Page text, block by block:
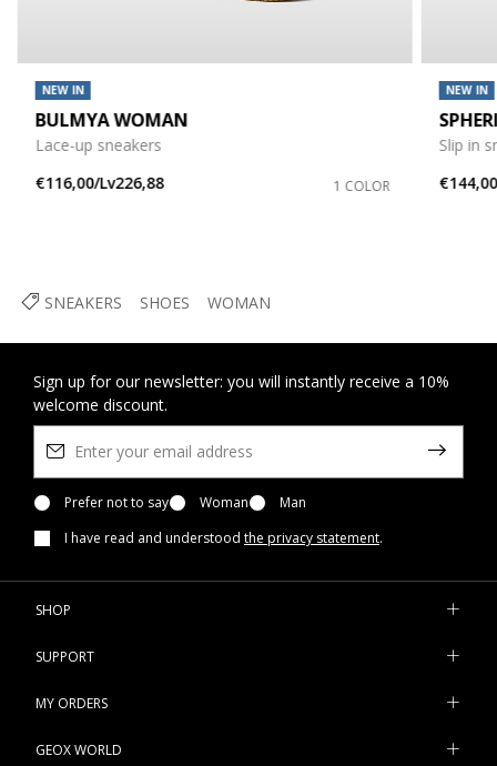
SNEAKERS SHOES WOMAN
NEW IN
BULMYA WOMAN
Lace-up sneakers
€116,00/Lv226,88
1 COLOR
NEW IN
Slip in
Sign up for our newsletter: you will instantly receive a 10%
welcome discount.
Prefer not to say Woman
Man
I have read and understood the privacy statement.
SHOP
SUPPORT
MY ORDERS
GEOX WORLD